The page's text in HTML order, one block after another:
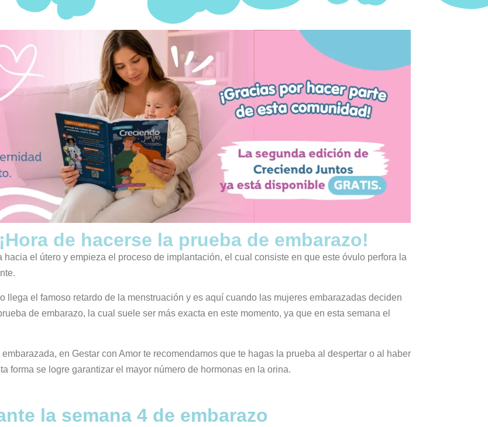
de hacerse la prueba de embarazo!
el útero y empieza el proceso de implantación, el cual consiste en que este óvulo perfora la
llega el famoso retardo de la menstruación y es aquí cuando las mujeres embarazadas deciden
de embarazo, la cual suele ser más exacta en este momento, ya que en esta semana el
en Gestar con Amor te recomendamos que te hagas la prueba al despertar o al haber
forma se logre garantizar el mayor número de hormonas en la orina.
la semana 4 de embarazo